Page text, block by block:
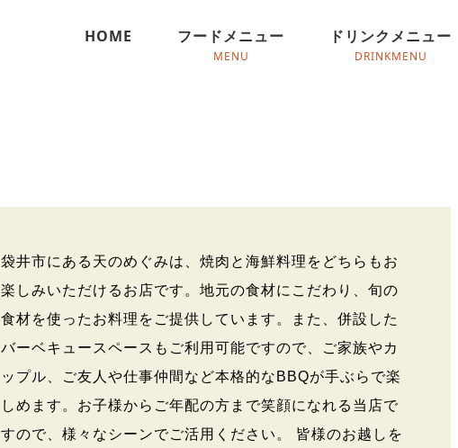
HOME フードメニュー ドリンクメニュー
袋井市にある天のめぐみは、焼肉と海鮮料理をどちらもお
楽しみいただけるお店です。地元の食材にこだわり、旬の
食材を使ったお料理をご提供しています。また、併設した
バーベキュースペースもご利用可能ですので、ご家族やカ
ップル、ご友人や仕事仲間など本格的なBBQが手ぶらで楽
しめます。お子様からご年配の方まで笑顔になれる当店で
すので、様々なシーンでご活用ください。 皆様のお越しを